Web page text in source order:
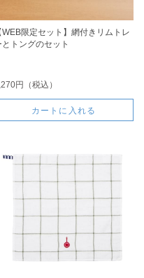
WEB限定セット】網付きリムトレ
とトングのセット
円（税込）
カートに入れる